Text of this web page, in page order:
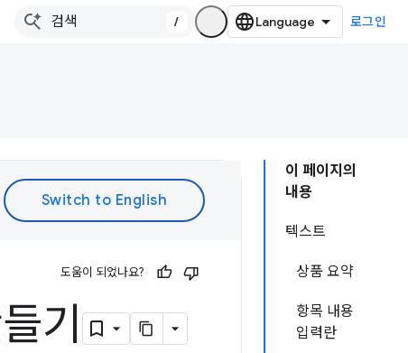
/ 로그인
이 페이지의
내용
텍스트
상품 요약
항목 내용
입력란
도움이 되었나요?
기